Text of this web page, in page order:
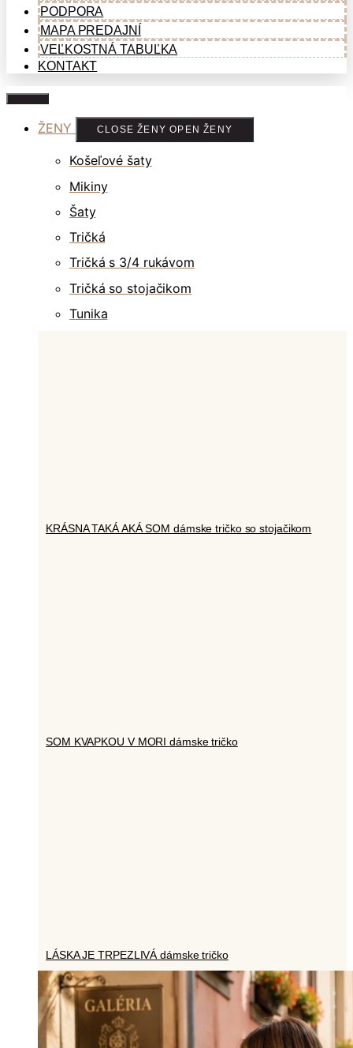
PODPORA
MAPA PREDAJNÍ
VEĽKOSTNÁ TABUĽKA
KONTAKT
ŽENY CLOSE ŽENY OPEN ŽENY
Košeľové šaty
Mikiny
Šaty
Tričká
Tričká s 3/4 rukávom
Tričká so stojačikom
Tunika
KRÁSNA TAKÁ AKÁ SOM dámske tričko so stojačikom
SOM KVAPKOU V MORI dámske tričko
LÁSKA JE TRPEZLIVÁ dámske tričko